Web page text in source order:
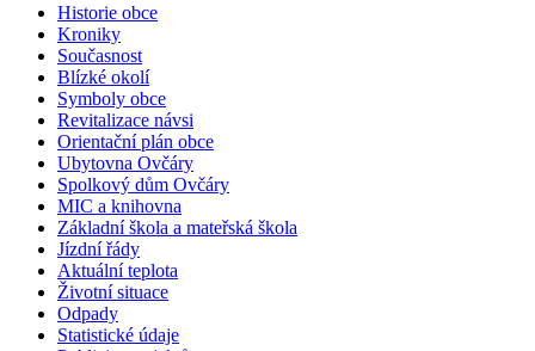
Historie obce
Kroniky
Současnost
Blízké okolí
Symboly obce
Revitalizace návsi
Orientační plán obce
Ubytovna Ovčáry
Spolkový dům Ovčáry
MIC a knihovna
Základní škola a mateřská škola
Jízdní řády
Aktuální teplota
Životní situace
Odpady
Statistické údaje